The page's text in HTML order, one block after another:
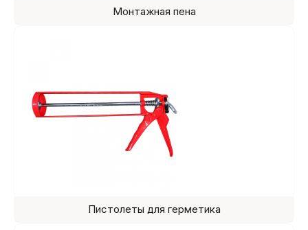
Монтажная пена
Пистолеты для герметика